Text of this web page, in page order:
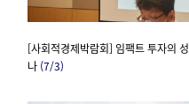
[사회적경제박람회] 임팩트 투자의
나 (7/3)